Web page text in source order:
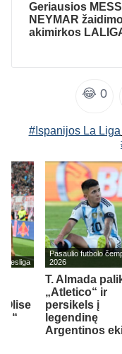
Geriausios
NEYMAR
akimirkos
😂 0
#Ispanijos La Liga
Olise
Pasaulio futbolo
2026
T. Almada
„Atletico“ ir
persikels į
legendinę
Argentinos